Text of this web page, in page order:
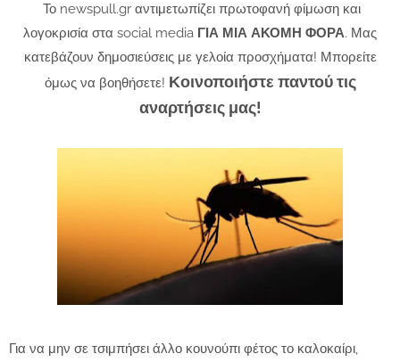
Το newspull.gr αντιμετωπίζει πρωτοφανή φίμωση και
λογοκρισία στα social media ΓΙΑ ΜΙΑ ΑΚΟΜΗ ΦΟΡΑ. Μας
κατεβάζουν δημοσιεύσεις με γελοία προσχήματα! Μπορείτε
όμως να βοηθήσετε! Κοινοποιήστε παντού τις
αναρτήσεις μας!
Για να μην σε τσιμπήσει άλλο κουνούπι φέτος το καλοκαίρι,